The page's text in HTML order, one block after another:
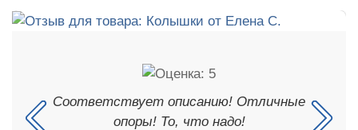
Соответствует описанию! Отличные
опоры! То, что надо!